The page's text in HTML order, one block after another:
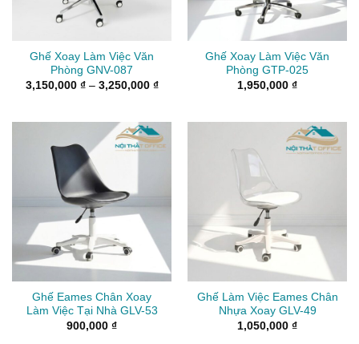
Ghế Xoay Làm Việc Văn
Phòng GNV-087
3,150,000 ₫ – 3,250,000 ₫Khoảng
3,250,000 ₫
Ghế Xoay Làm Việc Văn
Phòng GTP-025
1,950,000 ₫
Ghế Eames Chân Xoay
Làm Việc Tại Nhà GLV-53
900,000 ₫
Ghế Làm Việc Eames Chân
Nhựa Xoay GLV-49
1,050,000 ₫